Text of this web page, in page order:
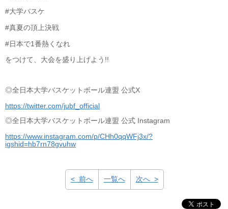
#大学バスケ
#真夏の頂上決戦
#日本で1番熱くなれ
をつけて、大会を盛り上げよう!!
◎全日本大学バスケットボール連盟 公式X
https://twitter.com/jubf_official
◎全日本大学バスケットボール連盟 公式 Instagram
https://www.instagram.com/p/CHh0qqWFj3x/?
igshid=hb7rn78gvuhw
< 前へ 一覧へ 次へ >